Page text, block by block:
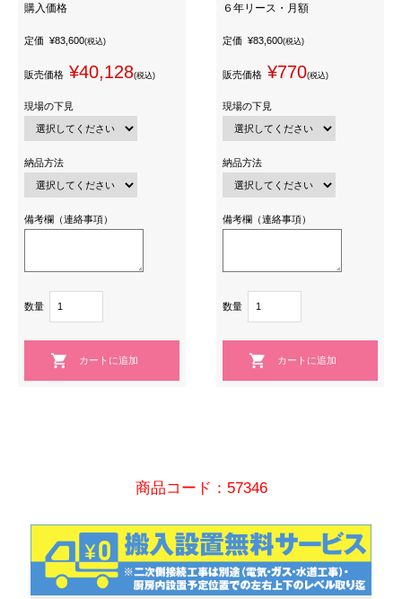
購入価格
定価 ¥83,600(税込)
販売価格 ¥40,128(税込)
現場の下見
納品方法
備考欄（連絡事項）
数量
６年リース・月額
定価 ¥83,600(税込)
販売価格 ¥770(税込)
現場の下見
納品方法
備考欄（連絡事項）
数量
商品コード：57346